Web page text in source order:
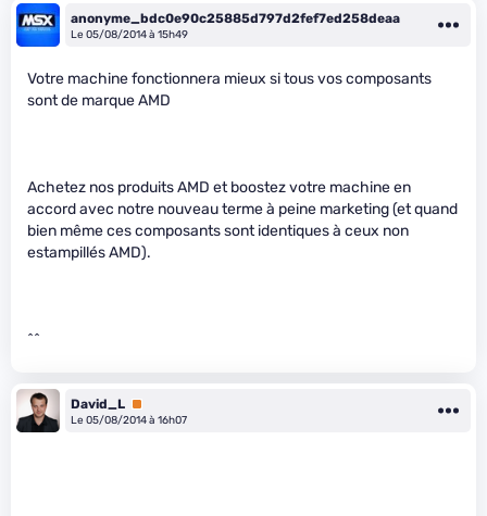
anonyme_bdc0e90c25885d797d2fef7ed258deaa
Le 05/08/2014 à 15h49
Votre machine fonctionnera mieux si tous vos composants
sont de marque AMD
Achetez nos produits AMD et boostez votre machine en
accord avec notre nouveau terme à peine marketing (et quand
bien même ces composants sont identiques à ceux non
estampillés AMD).
^^
David_L Premium
Le 05/08/2014 à 16h07